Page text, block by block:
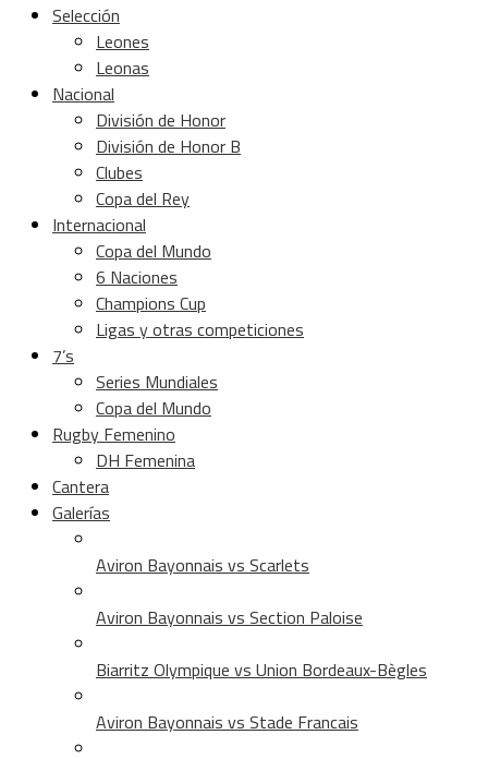
Selección
Leones
Leonas
Nacional
División de Honor
División de Honor B
Clubes
Copa del Rey
Internacional
Copa del Mundo
6 Naciones
Champions Cup
Ligas y otras competiciones
7’s
Series Mundiales
Copa del Mundo
Rugby Femenino
DH Femenina
Cantera
Galerías
Aviron Bayonnais vs Scarlets
Aviron Bayonnais vs Section Paloise
Biarritz Olympique vs Union Bordeaux-Bègles
Aviron Bayonnais vs Stade Francais